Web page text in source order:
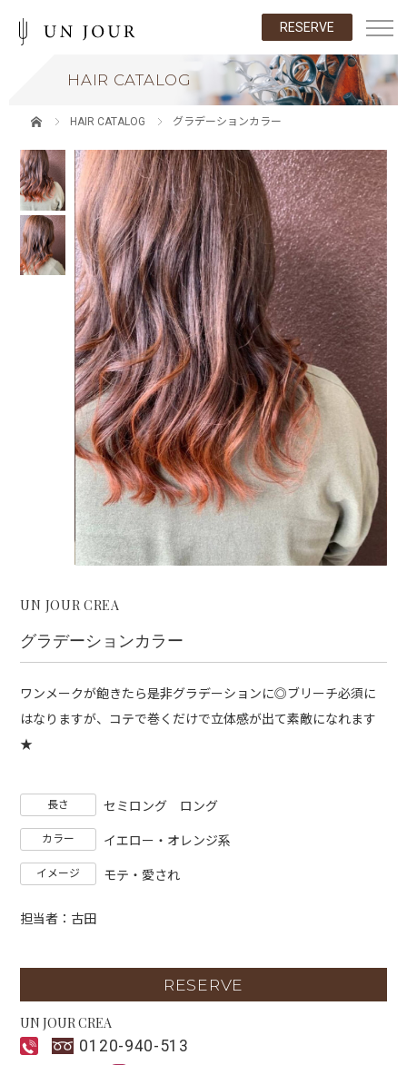
RESERVE
HAIR CATALOG
HAIR CATALOG グラデーションカラー
UN JOUR CREA
グラデーションカラー
ワンメークが飽きたら是非グラデーションに◎ブリーチ必須に
はなりますが、コテで巻くだけで立体感が出て素敵になれます
★
長さ セミロング ロング
カラー イエロー・オレンジ系
イメージ モテ・愛され
担当者：古田
RESERVE
UN JOUR CREA
0120-940-513